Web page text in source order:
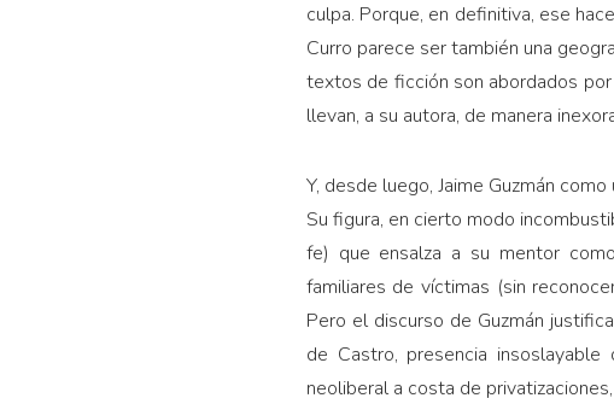
culpa. Porque, en definitiva, ese
Curro parece ser también una
textos de ficción son abordados
llevan, a su autora, de manera
Y, desde luego, Jaime Guzmán
Su figura, en cierto modo
fe) que ensalza a su mentor
familiares de víctimas (sin
Pero el discurso de Guzmán
de Castro, presencia insoslayable
neoliberal a costa de